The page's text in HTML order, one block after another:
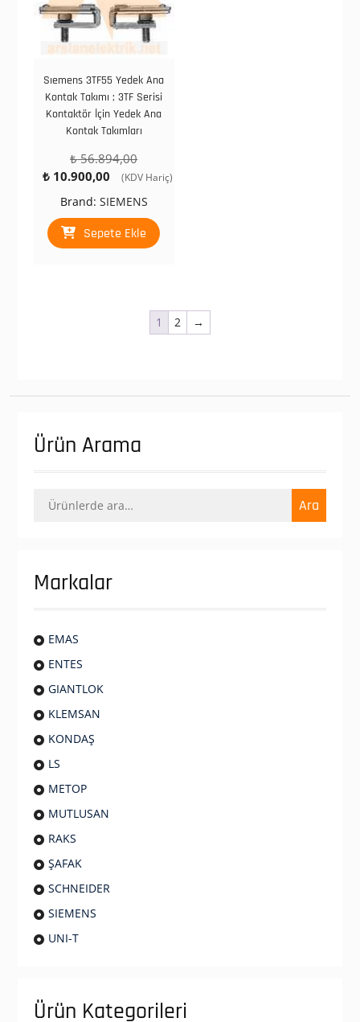
Sıemens 3TF55 Yedek Ana
Kontak Takımı ; 3TF Serisi
Kontaktör İçin Yedek Ana
Kontak Takımları
₺56.894,00Orijinal
fiyat:
₺ 10.900,00
Şu
fiyat:
₺ 10.900,00.
(KDV Hariç)
Brand: SIEMENS
Sepete Ekle
1 2 →
Ürün Arama
Ara: Ara
Markalar
EMAS
ENTES
GIANTLOK
KLEMSAN
KONDAŞ
LS
METOP
MUTLUSAN
RAKS
ŞAFAK
SCHNEIDER
SIEMENS
UNI-T
Ürün Kategorileri